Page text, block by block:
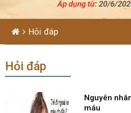
Hỏi đáp
Hỏi đáp
Nguyên
máu